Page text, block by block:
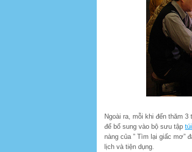
Ngoài ra, mỗi khi đến thăm 3
để bổ sung vào bộ sưu tập
nàng của ” Tìm lại giấc mơ”
lịch và tiện dụng.